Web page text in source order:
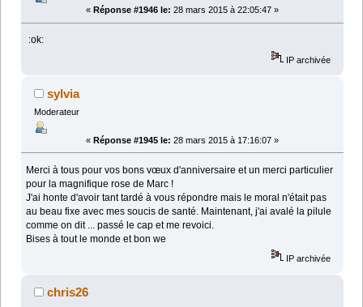
« Réponse #1946 le: 28 mars 2015 à 22:05:47 »
:ok:
IP archivée
sylvia
Moderateur
« Réponse #1945 le: 28 mars 2015 à 17:16:07 »
Merci à tous pour vos bons vœux d'anniversaire et un merci particulier
pour la magnifique rose de Marc !
J'ai honte d'avoir tant tardé à vous répondre mais le moral n'était pas
au beau fixe avec mes soucis de santé. Maintenant, j'ai avalé la pilule
comme on dit ... passé le cap et me revoici.
Bises à tout le monde et bon we
IP archivée
chris26